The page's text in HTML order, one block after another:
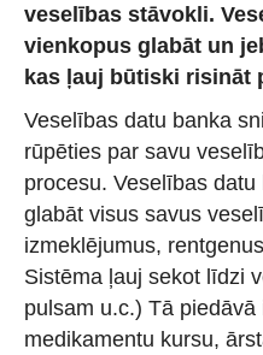
veselības stāvokli.
vienkopus glabāt un
kas ļauj būtiski risināt
Veselības datu banka
rūpēties par savu
procesu. Veselības
glabāt visus savus
izmeklējumus,
Sistēma ļauj sekot līdzi
pulsam u.c.) Tā
medikamentu kursu,